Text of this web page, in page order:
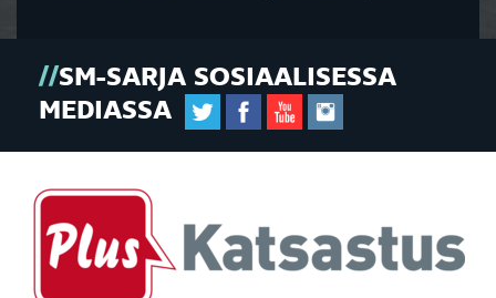
SM-SARJA SOSIAALISESSA
MEDIASSA